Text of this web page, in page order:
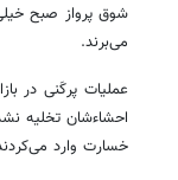
شوق پرواز صبح
می‌برند.
عملیات پرکَنی در
احشاءشان تخلیه
خسارت وارد